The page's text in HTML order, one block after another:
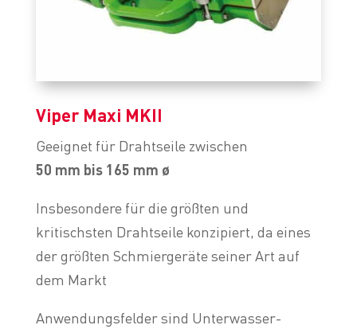
Viper Maxi MKII
Geeignet für Drahtseile zwischen
50 mm bis 165 mm ø
Insbesondere für die größten und
kritischsten Drahtseile konzipiert, da eines
der größten Schmiergeräte seiner Art auf
dem Markt
Anwendungsfelder sind Unterwasser-